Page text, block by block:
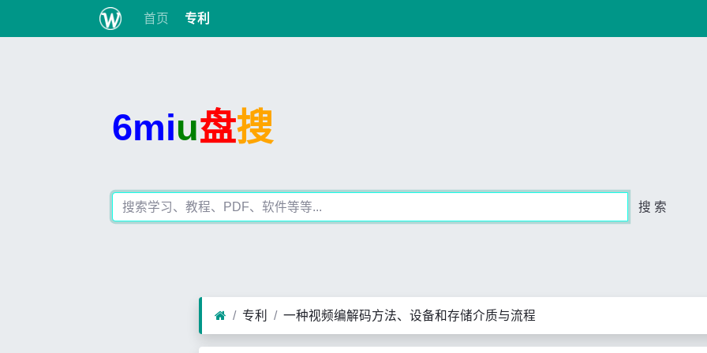
首页 专利
6miu盘搜
搜 索
专利 一种视频编解码方法、设备和存储介质与流程